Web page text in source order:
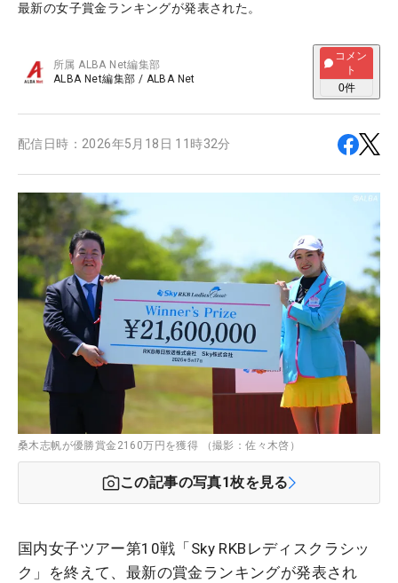
最新の女子賞金ランキングが発表された。
所属ALBA Net編集部
ALBA Net編集部 / ALBA Net
コメン
ト
0件
配信日時： 2026年5月18日 11時32分
桑木志帆が優勝賞金2160万円を獲得 （撮影：佐々木啓）
この記事の写真1枚を見る
国内女子ツアー第10戦「Sky RKBレディスクラシッ
ク」を終えて、最新の賞金ランキングが発表され